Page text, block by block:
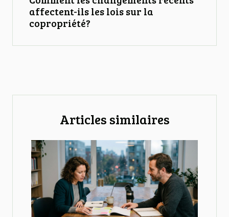
affectent-ils les lois sur la
copropriété?
Articles similaires